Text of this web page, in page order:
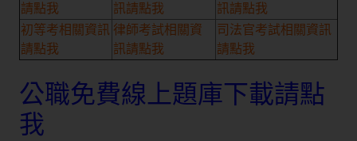
請點我
訊請點我
訊請點我
初等考相關資訊
請點我
律師考試相關資
訊請點我
司法官考試相關資訊
請點我
公職免費線上題庫下載請點
我